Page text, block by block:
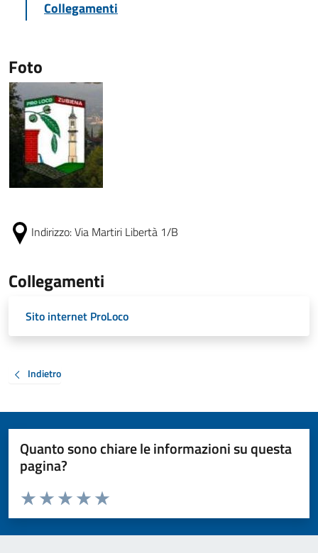
Collegamenti
Foto
Indirizzo:Via Martiri Libertà 1/B
Collegamenti
Sito internet ProLoco
Indietro
Quanto sono chiare le informazioni su questa
pagina?
Valuta da 1 a 5 stelle la pagina
Valuta 5 stelle su 5
Valuta 4 stelle su 5
Valuta 3 stelle su 5
Valuta 2 stelle su 5
Valuta 1 stelle su 5